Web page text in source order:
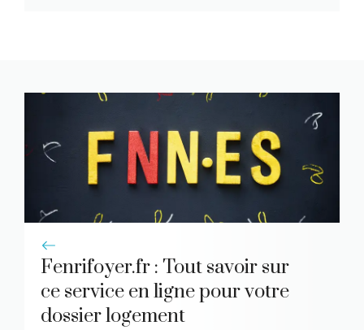
Fenrifoyer.fr : Tout savoir sur
ce service en ligne pour votre
dossier logement